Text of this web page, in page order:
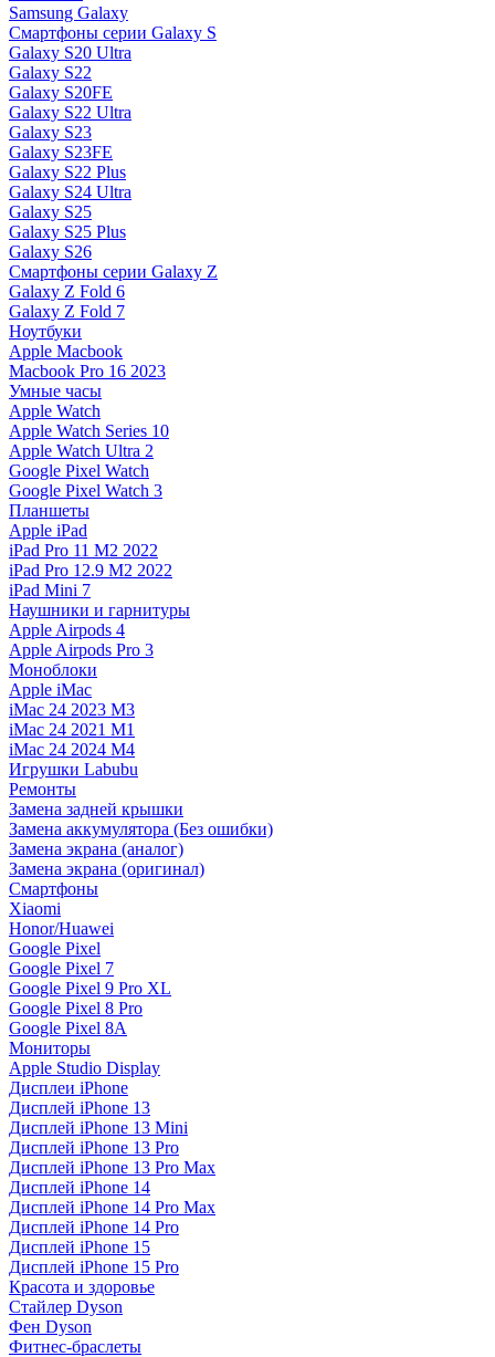
Samsung Galaxy
Смартфоны серии Galaxy S
Galaxy S20 Ultra
Galaxy S22
Galaxy S20FE
Galaxy S22 Ultra
Galaxy S23
Galaxy S23FE
Galaxy S22 Plus
Galaxy S24 Ultra
Galaxy S25
Galaxy S25 Plus
Galaxy S26
Смартфоны серии Galaxy Z
Galaxy Z Fold 6
Galaxy Z Fold 7
Ноутбуки
Apple Macbook
Macbook Pro 16 2023
Умные часы
Apple Watch
Apple Watch Series 10
Apple Watch Ultra 2
Google Pixel Watch
Google Pixel Watch 3
Планшеты
Apple iPad
iPad Pro 11 M2 2022
iPad Pro 12.9 M2 2022
iPad Mini 7
Наушники и гарнитуры
Apple Airpods 4
Apple Airpods Pro 3
Моноблоки
Apple iMac
iMac 24 2023 M3
iMac 24 2021 M1
iMac 24 2024 M4
Игрушки Labubu
Ремонты
Замена задней крышки
Замена аккумулятора (Без ошибки)
Замена экрана (аналог)
Замена экрана (оригинал)
Смартфоны
Xiaomi
Honor/Huawei
Google Pixel
Google Pixel 7
Google Pixel 9 Pro XL
Google Pixel 8 Pro
Google Pixel 8A
Мониторы
Apple Studio Display
Дисплеи iPhone
Дисплей iPhone 13
Дисплей iPhone 13 Mini
Дисплей iPhone 13 Pro
Дисплей iPhone 13 Pro Max
Дисплей iPhone 14
Дисплей iPhone 14 Pro Max
Дисплей iPhone 14 Pro
Дисплей iPhone 15
Дисплей iPhone 15 Pro
Красота и здоровье
Стайлер Dyson
Фен Dyson
Фитнес-браслеты